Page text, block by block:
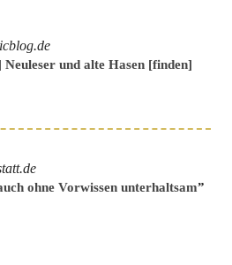
und alte Hasen [finden]
ohne Vorwissen unterhaltsam”